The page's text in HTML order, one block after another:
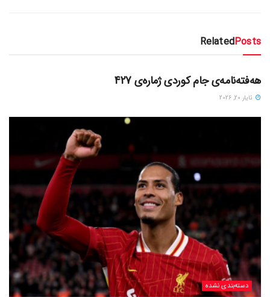
RelatedPosts
دسته‌بندی نشده
هەفتەنامەی جام کوردی ژمارەی 427
ئایار 20, 2026
دسته‌بندی نشده